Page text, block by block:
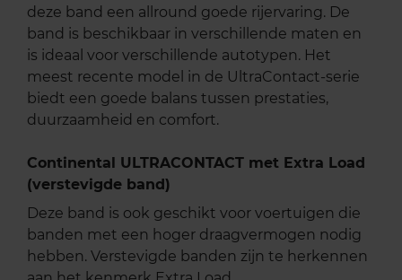
deze band een allround goede rijervaring. De
band is beschikbaar in verschillende maten en
is ideaal voor verschillende autotypen. Het
meest recente model in de UltraContact-serie
biedt een goede balans tussen prestaties,
duurzaamheid en comfort.
Continental ULTRACONTACT met Extra Load
(verstevigde band)
Deze band is ook geschikt voor voertuigen die
banden met een hoger draagvermogen nodig
hebben. Verstevigde banden zijn te herkennen